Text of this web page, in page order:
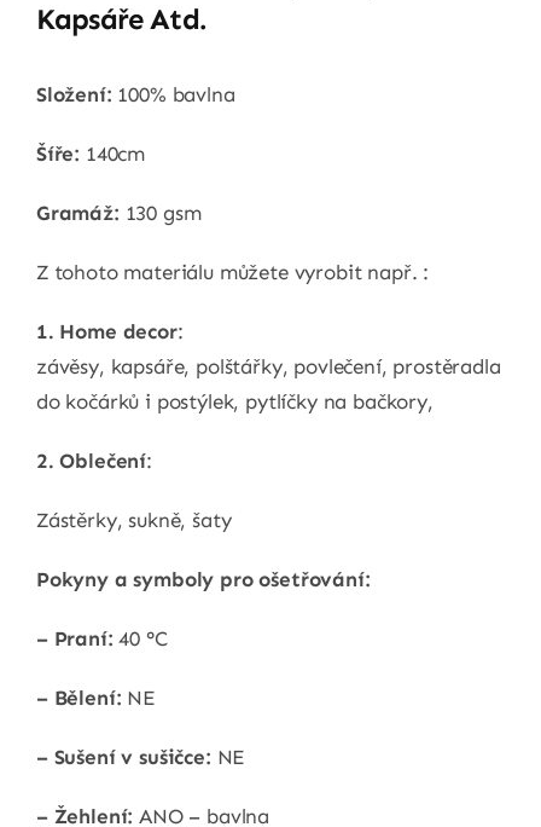
Kapsáře Atd.
Složení: 100% bavlna
Šíře: 140cm
Gramáž: 130 gsm
Z tohoto materiálu můžete vyrobit např. :
1. Home decor:
závěsy, kapsáře, polštářky, povlečení, prostěradla
do kočárků i postýlek, pytlíčky na bačkory,
2. Oblečení:
Zástěrky, sukně, šaty
Pokyny a symboly pro ošetřování:
– Praní:40 °C
– Bělení: NE
– Sušení v sušičce: NE
– Žehlení:ANO – bavlna